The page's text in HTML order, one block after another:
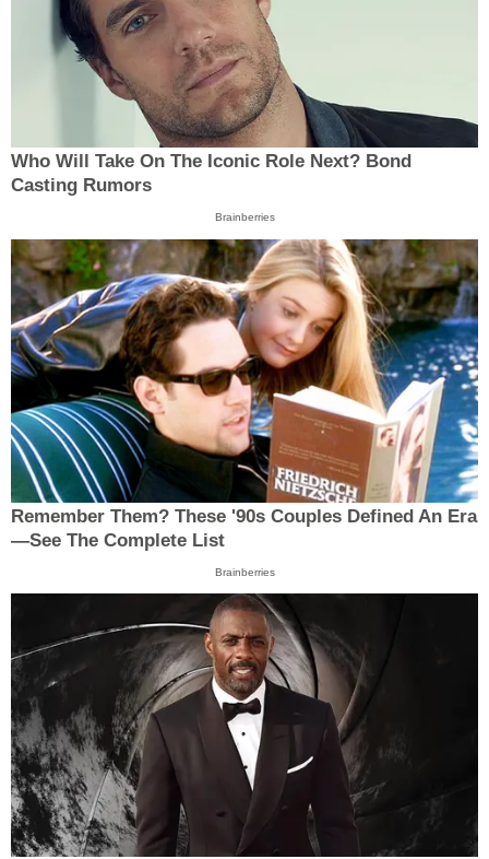
Who Will Take On The Iconic Role Next? Bond
Casting Rumors
Brainberries
Remember Them? These '90s Couples Defined An Era
—See The Complete List
Brainberries